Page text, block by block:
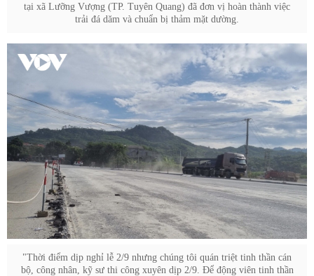
tại xã Lưỡng Vượng (TP. Tuyên Quang) đã đơn vị hoàn thành việc
trải đá dăm và chuẩn bị thảm mặt dường.
"Thời điểm dịp nghỉ lễ 2/9 nhưng chúng tôi quán triệt tinh thần cán
bộ, công nhân, kỹ sư thi công xuyên dịp 2/9. Để động viên tinh thần